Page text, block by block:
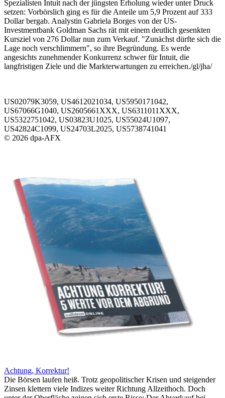
Spezialisten Intuit nach der jüngsten Erholung wieder unter Druck
setzen: Vorbörslich ging es für die Anteile um 5,9 Prozent auf 333
Dollar bergab. Analystin Gabriela Borges von der US-
Investmentbank Goldman Sachs rät mit einem deutlich gesenkten
Kursziel von 276 Dollar nun zum Verkauf. "Zunächst dürfte sich die
Lage noch verschlimmern", so ihre Begründung. Es werde
angesichts zunehmender Konkurrenz schwer für Intuit, die
langfristigen Ziele und die Markterwartungen zu erreichen./gl/jha/
US02079K3059, US4612021034, US5950171042,
US67066G1040, US2605661XXX, US6311011XXX,
US5322751042, US03823U1025, US55024U1097,
US42824C1099, US24703L2025, US5738741041
© 2026 dpa-AFX
Achtung, Korrektur!
Die Börsen laufen heiß. Trotz geopolitischer Krisen und steigender
Zinsen klettern viele Indizes weiter Richtung Allzeithoch. Doch